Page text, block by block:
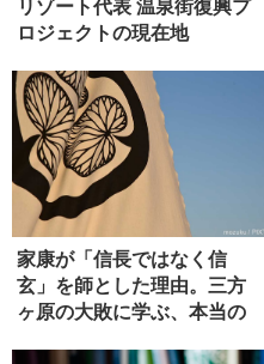
リゾート代表 温泉街復興プ
ロジェクトの現在地
家康が「信長ではなく信
玄」を師とした理由。三方
ヶ原の大敗に学ぶ、本当の